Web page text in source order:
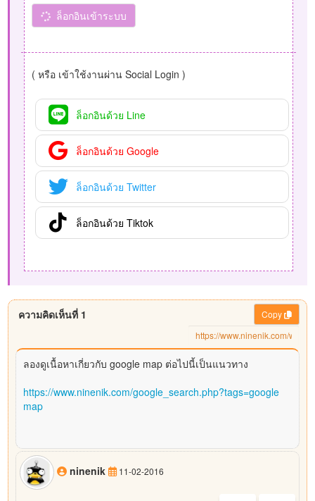
ล็อกอินเข้าระบบ
( หรือ เข้าใช้งานผ่าน Social Login )
ล็อกอินด้วย Line
ล็อกอินด้วย Google
ล็อกอินด้วย Twitter
ล็อกอินด้วย Tiktok
ความคิดเห็นที่ 1 Copy
ลองดูเนื้อหาเกี่ยวกับ google map ต่อไปนี้เป็นแนวทาง
https://www.ninenik.com/google_search.php?tags=google
map
ninenik 11-02-2016